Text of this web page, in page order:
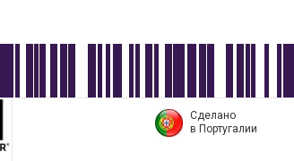
Сделано
в Португалии